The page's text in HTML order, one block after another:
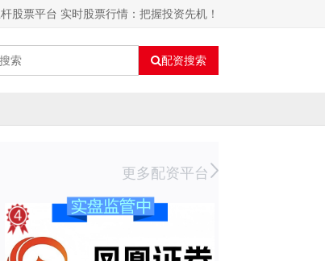
股票平台 实时股票行情：把握投资先机！
配资搜索
更多配资平台